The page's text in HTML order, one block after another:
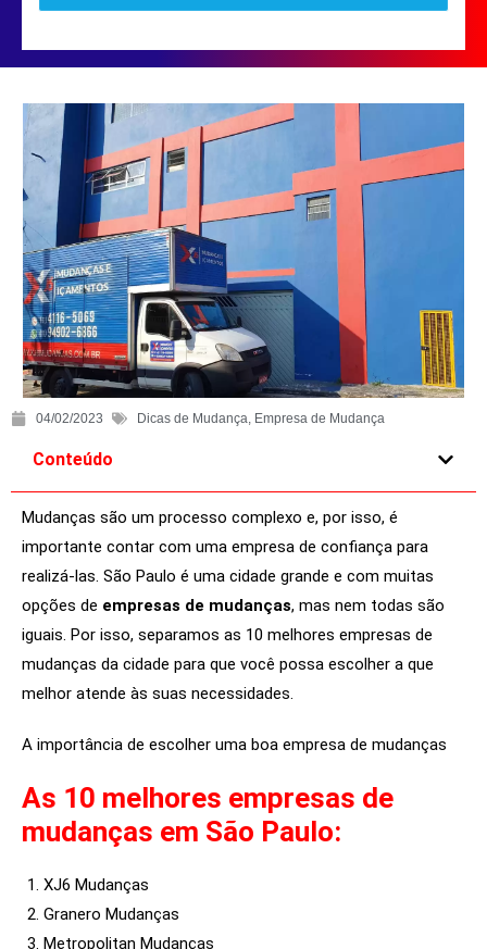
h
l
d
s
h
o
u
l
d
b
f
t
b
l
a
n
04/02/2023 Dicas de Mudança, Empresa de Mudança
Conteúdo
Mudanças são um processo complexo e, por isso, é
importante contar com uma empresa de confiança para
realizá-las. São Paulo é uma cidade grande e com muitas
opções de empresas de mudanças, mas nem todas são
iguais. Por isso, separamos as 10 melhores empresas de
mudanças da cidade para que você possa escolher a que
melhor atende às suas necessidades.
A importância de escolher uma boa empresa de mudanças
As 10 melhores empresas de
mudanças em São Paulo:
XJ6 Mudanças
Granero Mudanças
Metropolitan Mudanças